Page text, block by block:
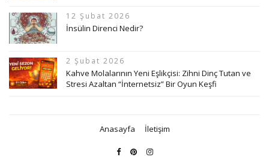
12 Şubat 2026
İnsülin Direnci Nedir?
2 Şubat 2026
Kahve Molalarının Yeni Eşlikçisi: Zihni Dinç Tutan ve
Stresi Azaltan “İnternetsiz” Bir Oyun Keşfi
Anasayfa İletişim